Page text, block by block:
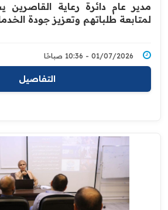
مدير عام دائرة رعاية القاصرين
لمتابعة طلباتهم وتعزيز جودة
01/07/2026 - 10:36 صباحًا
التفاصيل